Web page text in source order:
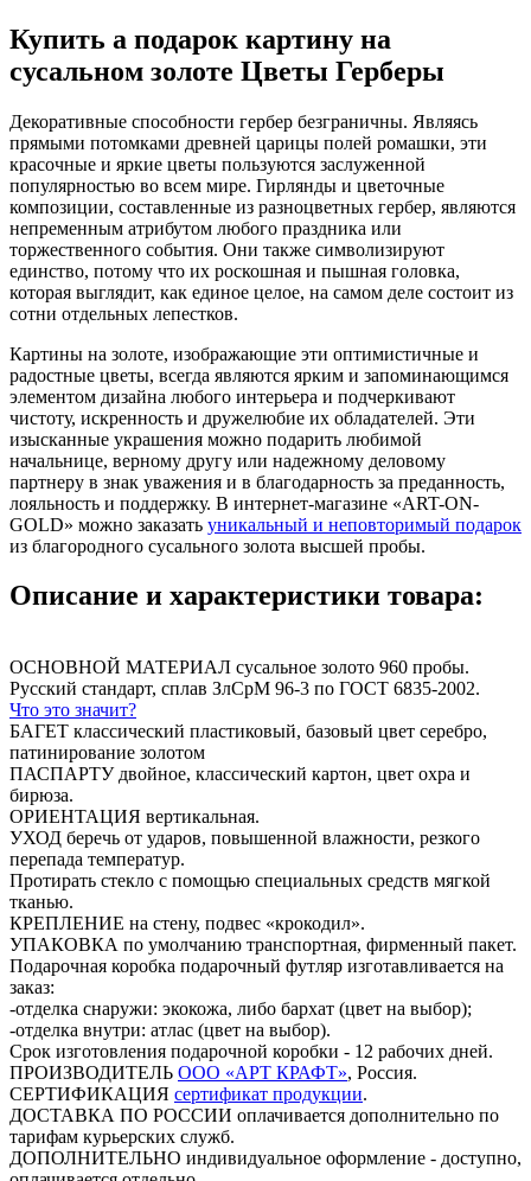
Купить а подарок картину на
сусальном золоте Цветы Герберы
Декоративные способности гербер безграничны. Являясь
прямыми потомками древней царицы полей ромашки, эти
красочные и яркие цветы пользуются заслуженной
популярностью во всем мире. Гирлянды и цветочные
композиции, составленные из разноцветных гербер, являются
непременным атрибутом любого праздника или
торжественного события. Они также символизируют
единство, потому что их роскошная и пышная головка,
которая выглядит, как единое целое, на самом деле состоит из
сотни отдельных лепестков.
Картины на золоте, изображающие эти оптимистичные и
радостные цветы, всегда являются ярким и запоминающимся
элементом дизайна любого интерьера и подчеркивают
чистоту, искренность и дружелюбие их обладателей. Эти
изысканные украшения можно подарить любимой
начальнице, верному другу или надежному деловому
партнеру в знак уважения и в благодарность за преданность,
лояльность и поддержку. В интернет-магазине «ART-ON-
GOLD» можно заказать уникальный и неповторимый подарок
из благородного сусального золота высшей пробы.
Описание и характеристики товара:
ОСНОВНОЙ МАТЕРИАЛ сусальное золото 960 пробы.
Русский стандарт, сплав ЗлСрМ 96-3 по ГОСТ 6835-2002.
Что это значит?
БАГЕТ классический пластиковый, базовый цвет серебро,
патинирование золотом
ПАСПАРТУ двойное, классический картон, цвет охра и
бирюза.
ОРИЕНТАЦИЯ вертикальная.
УХОД беречь от ударов, повышенной влажности, резкого
перепада температур.
Протирать стекло с помощью специальных средств мягкой
тканью.
КРЕПЛЕНИЕ на стену, подвес «крокодил».
УПАКОВКА по умолчанию транспортная, фирменный пакет.
Подарочная коробка подарочный футляр изготавливается на
заказ:
-отделка снаружи: экокожа, либо бархат (цвет на выбор);
-отделка внутри: атлас (цвет на выбор).
Срок изготовления подарочной коробки - 12 рабочих дней.
ПРОИЗВОДИТЕЛЬ ООО «АРТ КРАФТ», Россия.
СЕРТИФИКАЦИЯ сертификат продукции.
ДОСТАВКА ПО РОССИИ оплачивается дополнительно по
тарифам курьерских служб.
ДОПОЛНИТЕЛЬНО индивидуальное оформление - доступно,